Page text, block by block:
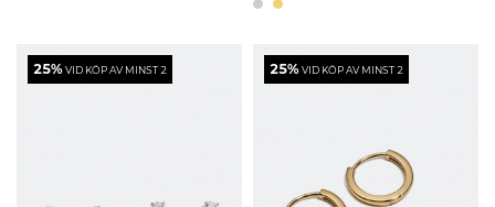
25%VID KÖP AV MINST 2 25%VID KÖP AV MINST 2